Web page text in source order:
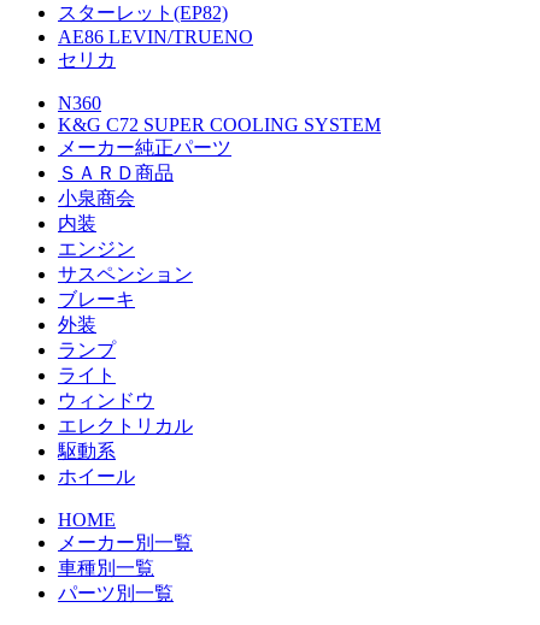
スターレット(EP82)
AE86 LEVIN/TRUENO
セリカ
N360
K&G C72 SUPER COOLING SYSTEM
メーカー純正パーツ
ＳＡＲＤ商品
小泉商会
内装
エンジン
サスペンション
ブレーキ
外装
ランプ
ライト
ウィンドウ
エレクトリカル
駆動系
ホイール
HOME
メーカー別一覧
車種別一覧
パーツ別一覧